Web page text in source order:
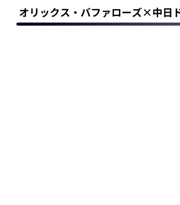
オリックス・バファローズ×中日